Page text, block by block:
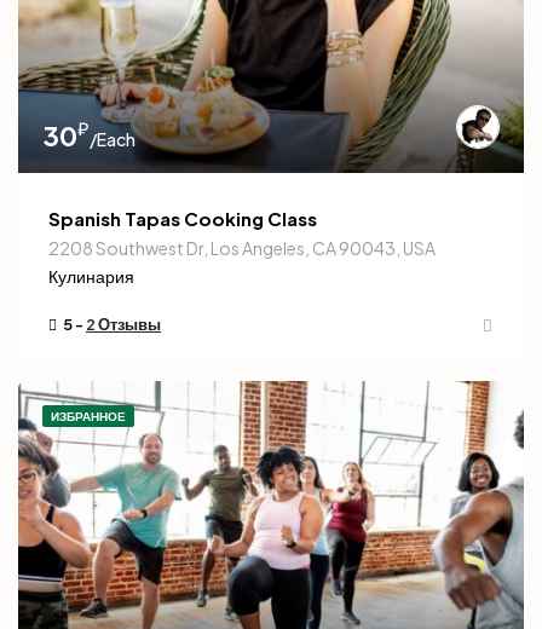
30₽/Each
Spanish Tapas Cooking Class
2208 Southwest Dr, Los Angeles, CA 90043, USA
Кулинария
5 - 2 Отзывы
ИЗБРАННОЕ